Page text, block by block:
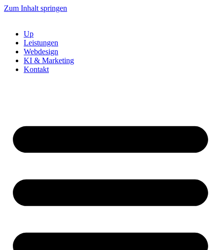
Zum Inhalt springen
Up
Leistungen
Webdesign
KI & Marketing
Kontakt